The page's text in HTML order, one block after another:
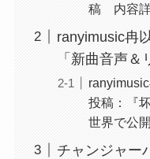
稿 内容
ranyimusic冉
「新曲音声
投稿：『
世界で公
チャンジャー